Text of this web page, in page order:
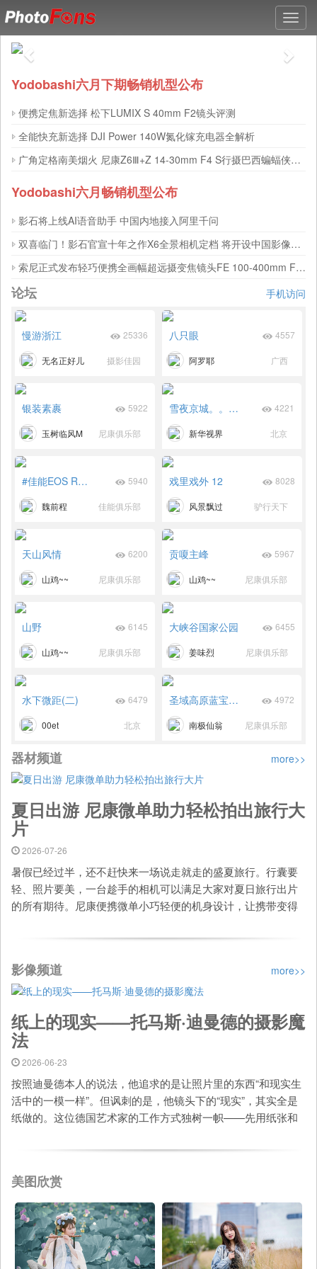
Yodobashi六月下期畅销机型公布
便携定焦新选择 松下LUMIX S 40mm F2镜头评测
全能快充新选择 DJI Power 140W氮化镓充电器全解析
广角定格南美烟火 尼康Z6Ⅲ+Z 14-30mm F4 S行摄巴西蝙蝠侠胡同
Yodobashi六月畅销机型公布
影石将上线AI语音助手 中国内地接入阿里千问
双喜临门！影石官宣十年之作X6全景相机定档 将开设中国影像品牌日本首店 ...
索尼正式发布轻巧便携全画幅超远摄变焦镜头FE 100-400mm F5.6-8 OSS ...
论坛 手机访问
25336
慢游浙江
摄影佳园
无名正好儿
4557
八只眼
广西
阿罗耶
5922
银装素裹
尼康俱乐部
玉树临风M
4221
雪夜京城。。。。。。。
北京
新华视界
5940
#佳能EOS R浪漫的生活#圆梦
佳能俱乐部
魏前程
8028
戏里戏外 12
驴行天下
风景飘过
6200
天山风情
尼康俱乐部
山鸡~~
5967
贡嗄主峰
尼康俱乐部
山鸡~~
6145
山野
尼康俱乐部
山鸡~~
6455
大峡谷国家公园
尼康俱乐部
姜味烈
6479
水下微距(二)
北京
00et
4972
圣域高原蓝宝石——羊卓雍措
尼康俱乐部
南极仙翁
器材频道 more>>
夏日出游 尼康微单助力轻松拍出旅行大
片
2026-07-26
暑假已经过半，还不赶快来一场说走就走的盛夏旅行。行囊要
轻、照片要美，一台趁手的相机可以满足大家对夏日旅行出片
的所有期待。尼康便携微单小巧轻便的机身设计，让携带变得
影像频道 more>>
纸上的现实——托马斯·迪曼德的摄影魔
法
2026-06-23
按照迪曼德本人的说法，他追求的是让照片里的东西“和现实生
活中的一模一样”。但讽刺的是，他镜头下的“现实”，其实全是
纸做的。这位德国艺术家的工作方式独树一帜——先用纸张和
美图欣赏